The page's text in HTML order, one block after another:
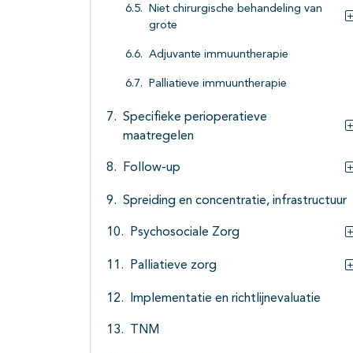
Niet chirurgische behandeling van
grote
Adjuvante immuuntherapie
Palliatieve immuuntherapie
Specifieke perioperatieve
maatregelen
Follow-up
Spreiding en concentratie, infrastructuur
Psychosociale Zorg
Palliatieve zorg
Implementatie en richtlijnevaluatie
TNM